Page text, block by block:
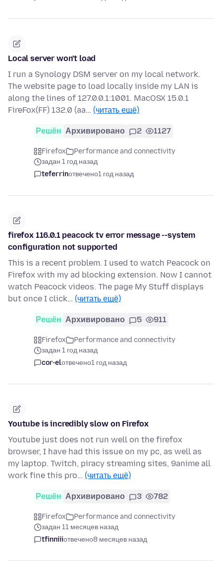
Local server won't load
I run a Synology DSM server on my local network.
The website page to load locally inside my LAN is
along the lines of 127.0.0.1:1001. MacOSX 15.0.1
FireFox(FF) 132.0 (aa… (читать ещё)
Решён Архивировано 2 1127
Firefox
Performance and connectivity
задан 1 год назад
teferrinотвечено1 год назад
firefox 116.0.1 peacock tv error message --system
configuration not supported
This is a recent problem. I used to watch Peacock on
Firefox with my ad blocking extension. Now I cannot
watch Peacock videos. The page My Stuff displays
but once I click… (читать ещё)
Решён Архивировано 5 911
Firefox
Performance and connectivity
задан 1 год назад
cor-elотвечено1 год назад
Youtube is incredibly slow on Firefox
Youtube just does not run well on the firefox
browser, I have had this issue on my pc, as well as
my laptop. Twitch, piracy streaming sites, 9anime all
work fine this pro… (читать ещё)
Решён Архивировано 3 782
Firefox
Performance and connectivity
задан 11 месяцев назад
tfinniiiотвечено8 месяцев назад